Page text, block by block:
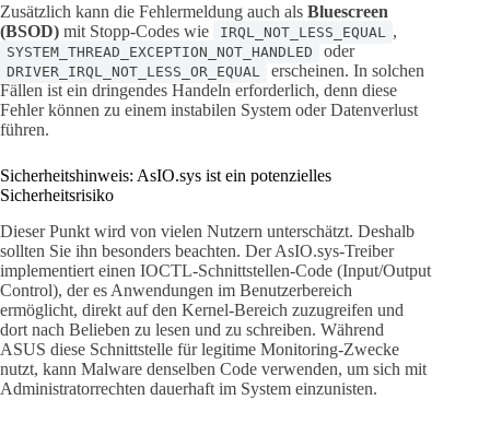
Zusätzlich kann die Fehlermeldung auch als Bluescreen
(BSOD) mit Stopp-Codes wie IRQL_NOT_LESS_EQUAL ,
SYSTEM_THREAD_EXCEPTION_NOT_HANDLED oder
DRIVER_IRQL_NOT_LESS_OR_EQUAL
erscheinen. In solchen
Fällen ist ein dringendes Handeln erforderlich, denn diese
Fehler können zu einem instabilen System oder Datenverlust
führen.
Sicherheitshinweis: AsIO.sys ist ein potenzielles
Sicherheitsrisiko
Dieser Punkt wird von vielen Nutzern unterschätzt. Deshalb
sollten Sie ihn besonders beachten. Der AsIO.sys-Treiber
implementiert einen IOCTL-Schnittstellen-Code (Input/Output
Control), der es Anwendungen im Benutzerbereich
ermöglicht, direkt auf den Kernel-Bereich zuzugreifen und
dort nach Belieben zu lesen und zu schreiben. Während
ASUS diese Schnittstelle für legitime Monitoring-Zwecke
nutzt, kann Malware denselben Code verwenden, um sich mit
Administratorrechten dauerhaft im System einzunisten.